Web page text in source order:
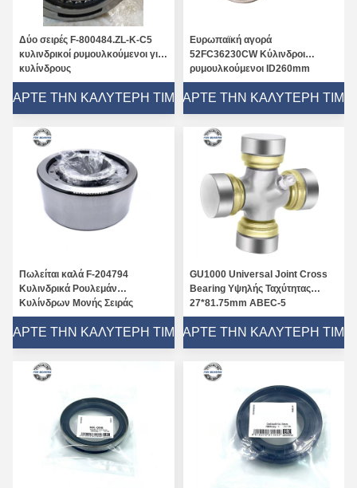
Δύο σειρές F-800484.ZL-K-C5
κυλινδρικοί ρυμουλκούμενοι για
κυλίνδρους
ΠΆΡΤΕ ΤΗΝ ΚΑΛΎΤΕΡΗ ΤΙΜΉ
Ευρωπαϊκή αγορά
52FC36230CW Κύλινδροι
ρυμουλκούμενοι ID260mm
OD360mm Σιδερένιο κλουβί
ΠΆΡΤΕ ΤΗΝ ΚΑΛΎΤΕΡΗ ΤΙΜΉ
Πωλείται καλά F-204794
Κυλινδρικά Ρουλεμάν
Κυλίνδρων Μονής Σειράς
50*72.3*29mm P6 P5
ΠΆΡΤΕ ΤΗΝ ΚΑΛΎΤΕΡΗ ΤΙΜΉ
GU1000 Universal Joint Cross
Bearing Υψηλής Ταχύτητας
27*81.75mm ABEC-5
ΠΆΡΤΕ ΤΗΝ ΚΑΛΎΤΕΡΗ ΤΙΜΉ